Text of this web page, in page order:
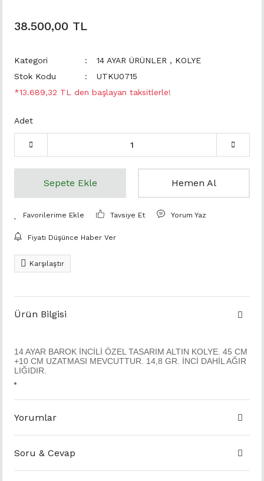
38.500,00 TL
Kategori 14 AYAR ÜRÜNLER , KOLYE
Stok Kodu
UTKU0715
*13.689,32 TL den başlayan taksitlerle!
Adet
Sepete Ekle Hemen Al
Tavsiye Et Yorum Yaz
Fiyatı Düşünce Haber Ver
Karşılaştır
Ürün Bilgisi
14 AYAR BAROK İNCİLİ ÖZEL TASARIM ALTIN KOLYE. 45 CM
+10 CM UZATMASI MEVCUTTUR. 14,8 GR. İNCİ DAHİL AĞIR
LIĞIDIR.
Yorumlar
Soru & Cevap